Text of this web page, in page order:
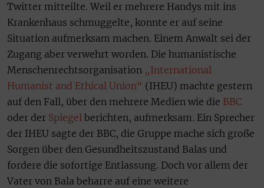
Twitter mitteilte. Weil er mehrere Handys mit ins
Krankenhaus schmuggelte, konnte er auf seine
Situation aufmerksam machen. Einem Anwalt sei der
Zugang aber verwehrt worden. Die humanistische
Menschenrechtsorganisation „International
Humanist and Ethical Union“ (IHEU) machte gestern
auf den Fall, über den mehrere Medien wie die BBC
oder der Spiegel berichten, aufmerksam. Ein Sprecher
der IHEU sagte der BBC, die Gruppe mache sich große
Sorgen über den Gesundheitszustand Balas und
fordere die sofortige Entlassung. Doch vor allem der
Vater von Bala beharre auf eine weitere